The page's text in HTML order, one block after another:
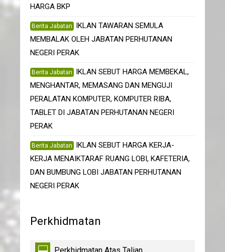
HARGA BKP
Berita Jabatan
IKLAN TAWARAN SEMULA
MEMBALAK OLEH JABATAN PERHUTANAN
NEGERI PERAK
Berita Jabatan
IKLAN SEBUT HARGA MEMBEKAL,
MENGHANTAR, MEMASANG DAN MENGUJI
PERALATAN KOMPUTER, KOMPUTER RIBA,
TABLET DI JABATAN PERHUTANAN NEGERI
PERAK
Berita Jabatan
IKLAN SEBUT HARGA KERJA-
KERJA MENAIKTARAF RUANG LOBI, KAFETERIA,
DAN BUMBUNG LOBI JABATAN PERHUTANAN
NEGERI PERAK
Perkhidmatan